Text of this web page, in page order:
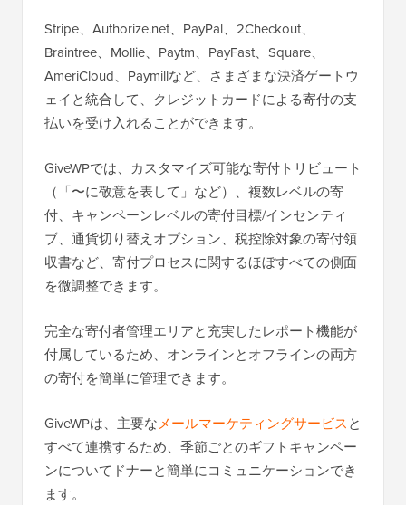
Stripe、Authorize.net、PayPal、2Checkout、
Braintree、Mollie、Paytm、PayFast、Square、
AmeriCloud、Paymillなど、さまざまな決済ゲートウ
ェイと統合して、クレジットカードによる寄付の支
払いを受け入れることができます。
GiveWPでは、カスタマイズ可能な寄付トリビュート
（「〜に敬意を表して」など）、複数レベルの寄
付、キャンペーンレベルの寄付目標/インセンティ
ブ、通貨切り替えオプション、税控除対象の寄付領
収書など、寄付プロセスに関するほぼすべての側面
を微調整できます。
完全な寄付者管理エリアと充実したレポート機能が
付属しているため、オンラインとオフラインの両方
の寄付を簡単に管理できます。
GiveWPは、主要なメールマーケティングサービスと
すべて連携するため、季節ごとのギフトキャンペー
ンについてドナーと簡単にコミュニケーションでき
ます。